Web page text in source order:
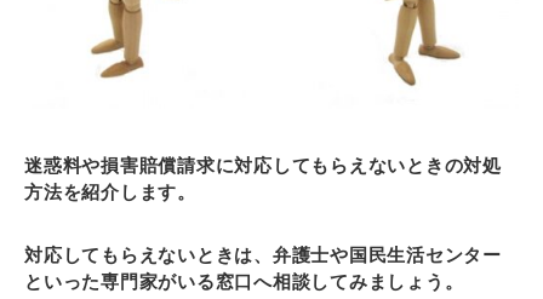
迷惑料や損害賠償請求に対応してもらえないときの対処
方法を紹介します。
対応してもらえないときは、弁護士や国民生活センター
といった専門家がいる窓口へ相談してみましょう。